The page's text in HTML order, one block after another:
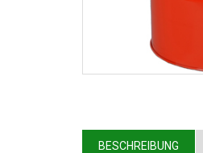
BESCHREIBUNG